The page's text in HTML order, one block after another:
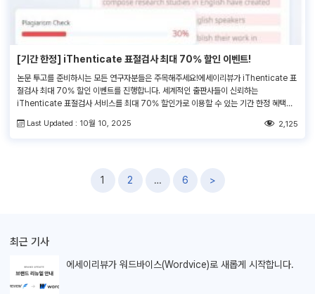
[기간 한정] iThenticate 표절검사 최대 70% 할인 이벤트!
논문 투고를 준비하시는 모든 연구자분들은 주목해주세요!에세이리뷰가 iThenticate 표
절검사 최대 70% 할인 이벤트를 진행합니다. 세계적인 출판사들이 신뢰하는
iThenticate 표절검사 서비스를 최대 70% 할인가로 이용할 수 있는 기간 한정 혜택을
Last Updated : 10월 10, 2025 2,125
이
1 2 … 6 >
최근 기사
에세이리뷰가 워드바이스(Wordvice)로 새롭게 시작합니다.